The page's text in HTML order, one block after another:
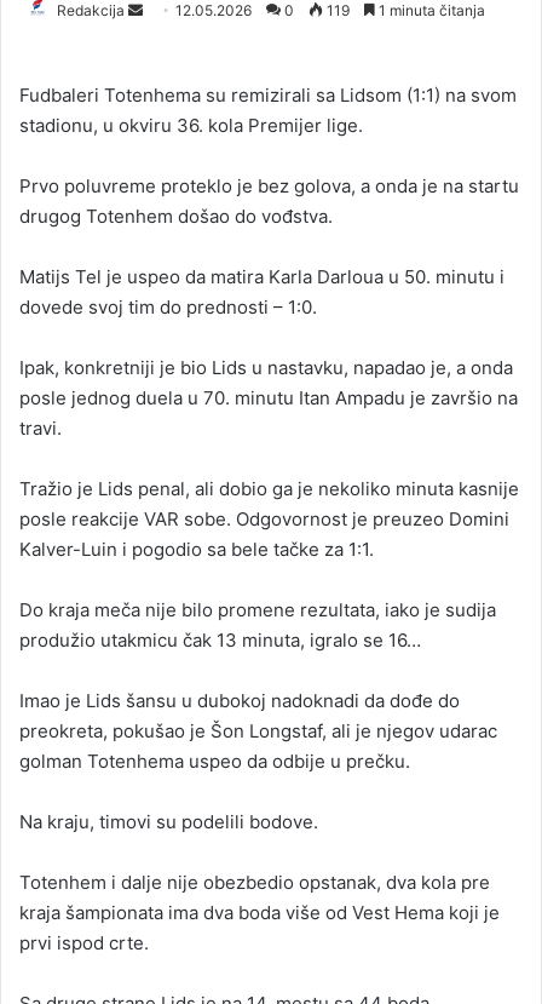
Redakcija
d
a
e
m
i
l
12.05.2026 0 119 1 minuta čitanja
Fudbaleri Totenhema su remizirali sa Lidsom (1:1) na svom
stadionu, u okviru 36. kola Premijer lige.
Prvo poluvreme proteklo je bez golova, a onda je na startu
drugog Totenhem došao do vođstva.
Matijs Tel je uspeo da matira Karla Darloua u 50. minutu i
dovede svoj tim do prednosti – 1:0.
Ipak, konkretniji je bio Lids u nastavku, napadao je, a onda
posle jednog duela u 70. minutu Itan Ampadu je završio na
travi.
Tražio je Lids penal, ali dobio ga je nekoliko minuta kasnije
posle reakcije VAR sobe. Odgovornost je preuzeo Domini
Kalver-Luin i pogodio sa bele tačke za 1:1.
Do kraja meča nije bilo promene rezultata, iako je sudija
produžio utakmicu čak 13 minuta, igralo se 16…
Imao je Lids šansu u dubokoj nadoknadi da dođe do
preokreta, pokušao je Šon Longstaf, ali je njegov udarac
golman Totenhema uspeo da odbije u prečku.
Na kraju, timovi su podelili bodove.
Totenhem i dalje nije obezbedio opstanak, dva kola pre
kraja šampionata ima dva boda više od Vest Hema koji je
prvi ispod crte.